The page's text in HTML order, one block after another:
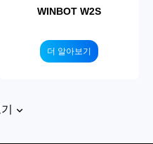
WINBOT W2S
더 알아보기